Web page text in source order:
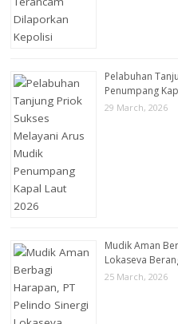
Pelabuhan
Penumpang
29 March, 2026
Mudik Aman
Lokaseva
25 March, 2026